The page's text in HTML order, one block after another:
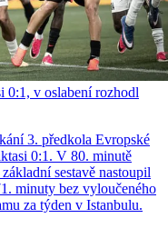
0:1, v oslabení rozhodl
3. předkola Evropské
0:1. V 80. minutě
sestavě nastoupil
minuty bez vyloučeného
za týden v Istanbulu.